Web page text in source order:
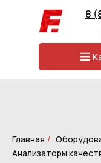
8
Главная /
Анализаторы